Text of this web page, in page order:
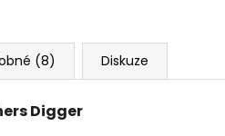
(8) Diskuze
Digger